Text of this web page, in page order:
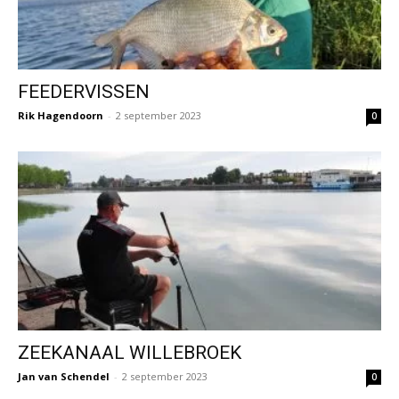
FEEDERVISSEN
Rik Hagendoorn - 2 september 2023 0
ZEEKANAAL WILLEBROEK
Jan van Schendel - 2 september 2023 0